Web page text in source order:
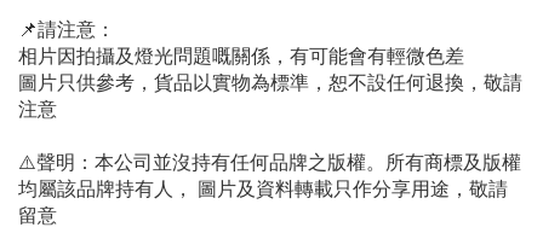
📌請注意：
相片因拍攝及燈光問題嘅關係，有可能會有輕微色差
圖片只供參考，貨品以實物為標準，恕不設任何退換，敬請
注意
⚠️聲明：本公司並沒持有任何品牌之版權。所有商標及版權
均屬該品牌持有人， 圖片及資料轉載只作分享用途，敬請
留意